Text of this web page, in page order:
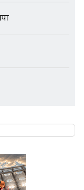
Lost |